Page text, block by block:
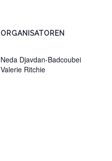
ORGANISATOREN
Neda Djavdan-Badcoubei
Valerie Ritchie